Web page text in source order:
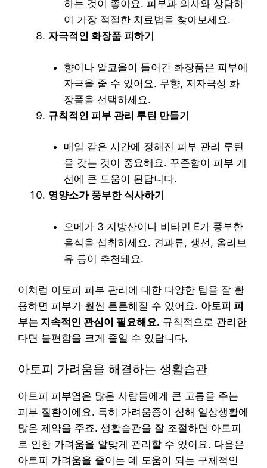
하는 것이 좋아요. 피부과 의사와 상담하
여 가장 적절한 치료법을 찾아보세요.
자극적인 화장품 피하기
향이나 알코올이 들어간 화장품은 피부에
자극을 줄 수 있어요. 무향, 저자극성 화
장품을 선택하세요.
규칙적인 피부 관리 루틴 만들기
매일 같은 시간에 정해진 피부 관리 루틴
을 갖는 것이 중요해요. 꾸준함이 피부 개
선에 큰 도움이 된답니다.
영양소가 풍부한 식사하기
오메가 3 지방산이나 비타민 E가 풍부한
음식을 섭취하세요. 견과류, 생선, 올리브
유 등이 추천돼요.
이처럼 아토피 피부 관리에 대한 다양한 팁을 잘 활
용하면 피부가 훨씬 튼튼해질 수 있어요. 아토피 피
부는 지속적인 관심이 필요해요. 규칙적으로 관리한
다면 불편함을 크게 줄일 수 있답니다.
아토피 가려움을 해결하는 생활습관
아토피 피부염은 많은 사람들에게 큰 고통을 주는
피부 질환이에요. 특히 가려움증이 심해 일상생활에
많은 제약을 주죠. 생활습관을 잘 조절하면 아토피
로 인한 가려움을 알맞게 관리할 수 있어요. 다음은
아토피 가려움을 줄이는 데 도움이 되는 구체적인